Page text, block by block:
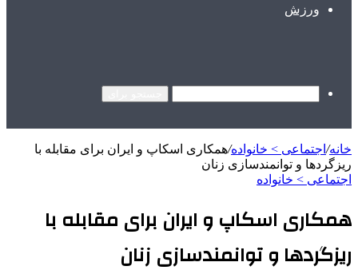
ورزش
خانه/ اجتماعی > خانواده/همکاری اسکاپ و ایران برای مقابله با
ریزگردها و توانمندسازی زنان
اجتماعی > خانواده
همکاری اسکاپ و ایران برای مقابله با
ریزگردها و توانمندسازی زنان